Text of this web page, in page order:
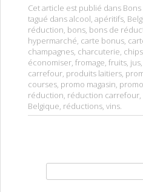
Cet article est publié dans
tagué dansalcool, apéritifs,
réduction, bons, bons de
hypermarché, carte bonus,
champagnes, charcuterie, chips
économiser, fromage, fruits, jus,
carrefour, produits laitiers,
courses, promo magasin,
réduction, réduction carrefour,
Belgique, réductions, vins.